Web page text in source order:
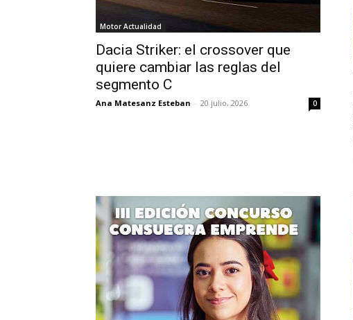
Motor Actualidad
Dacia Striker: el crossover que
quiere cambiar las reglas del
segmento C
Ana Matesanz Esteban - 20 julio, 2026 0